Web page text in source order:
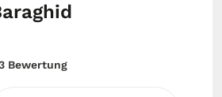
Bewertung